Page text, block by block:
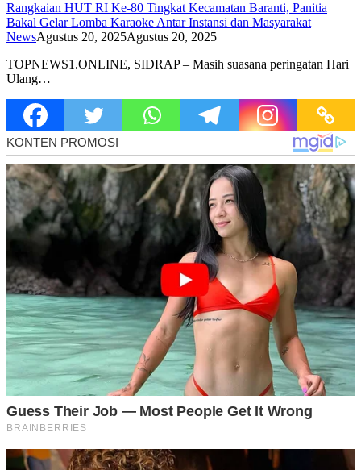
Rangkaian HUT RI Ke-80 Tingkat Kecamatan Baranti, Panitia
Bakal Gelar Lomba Karaoke Antar Instansi dan Masyarakat
NewsAgustus 20, 2025Agustus 20, 2025
TOPNEWS1.ONLINE, SIDRAP – Masih suasana peringatan Hari
Ulang…